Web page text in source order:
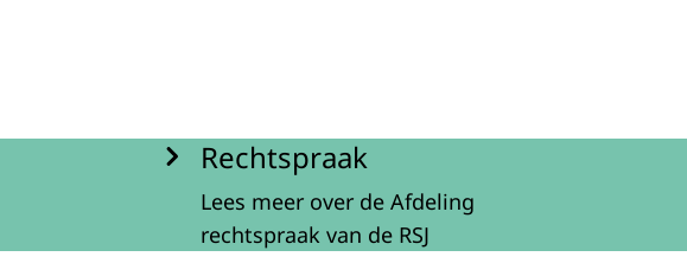
Rechtspraak
Lees meer over de Afdeling
rechtspraak van de RSJ